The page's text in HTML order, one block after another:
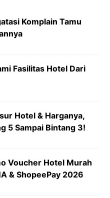
Komplain Tamu
Fasilitas Hotel Dari
Hotel & Harganya,
5 Sampai Bintang 3!
Voucher Hotel Murah
& ShopeePay 2026